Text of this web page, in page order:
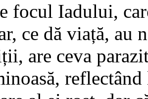
focul Iadului,
ce dă viață, au
are ceva